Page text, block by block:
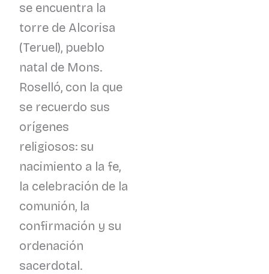
se encuentra la
torre de Alcorisa
(Teruel), pueblo
natal de Mons.
Roselló, con la que
se recuerdo sus
orígenes
religiosos: su
nacimiento a la fe,
la celebración de la
comunión, la
confirmación y su
ordenación
sacerdotal.